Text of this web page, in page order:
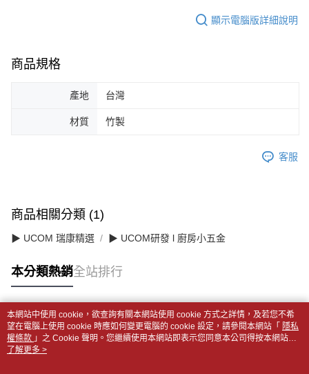
顯示電腦版詳細說明
商品規格
產地 台灣
材質 竹製
客服
商品相關分類 (1)
▶ UCOM 瑞康精選 ▶ UCOM研發 l 廚房小五金
本分類熱銷全站排行
熱門標籤
本網站中使用 cookie，欲查詢有關本網站使用 cookie 方式之詳情，及若您不希
望在電腦上使用 cookie 時應如何變更電腦的 cookie 設定，請參閱本網站「 隱私
權條款 」之 Cookie 聲明。您繼續使用本網站即表示您同意本公司得按本網站使
用條款之 Cookie 聲明使用 cookie。
了解更多 >